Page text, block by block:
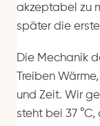
akzeptabel zu
später die
Die Mechanik
Treiben
und Zeit. Wir
steht bei 37